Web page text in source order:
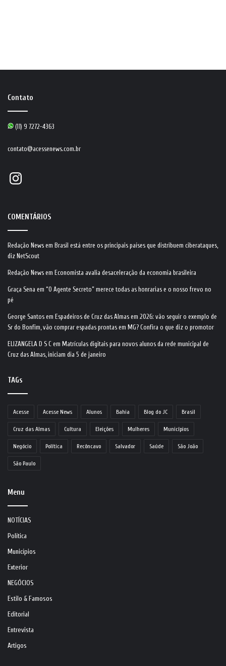
Contato
(11) 9 7272-4363
contato@acessenews.com.br
Instagram
COMENTÁRIOS
Redação News em Brasil está entre os principais países que distribuem ciberataques,
diz NetScout
Redação News em Economista avalia desaceleração da economia brasileira
Graça Sena em “O Agente Secreto” merece todas as honrarias e o nosso frevo no
pé
George Santos em Espadeiros de Cruz das Almas em 2026: vão seguir o exemplo de
Sr do Bonfim, vão comprar espadas prontas em MG? Confira o que diz o promotor
ELIZANGELA D S C em Matrículas digitais para novos alunos da rede municipal de
Cruz das Almas, iniciam dia 5 de janeiro
TAGs
Acesse Acesse News Alunos Bahia Blog do JC Brasil
Cruz das Almas Cultura Eleições Mulheres Municípios
Negócio Política Recôncavo Salvador Saúde São João
São Paulo
Menu
NOTÍCIAS
Política
Municípios
Exterior
NEGÓCIOS
Estilo & Famosos
Editorial
Entrevista
Artigos